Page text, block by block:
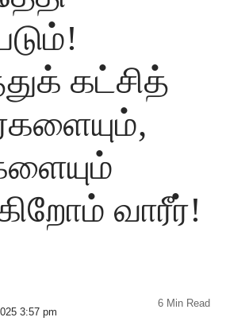
கட்சித்
வாரீர்!
3:57 pm
6 Min Read